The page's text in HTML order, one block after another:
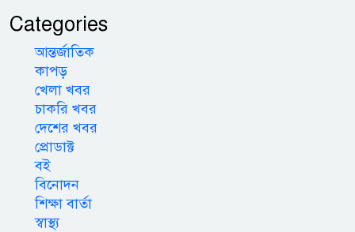
Categories
আন্তর্জাতিক
কাপড়
খেলা খবর
চাকরি খবর
দেশের খবর
প্রোডাক্ট
বই
বিনোদন
শিক্ষা বার্তা
স্বাস্থ্য